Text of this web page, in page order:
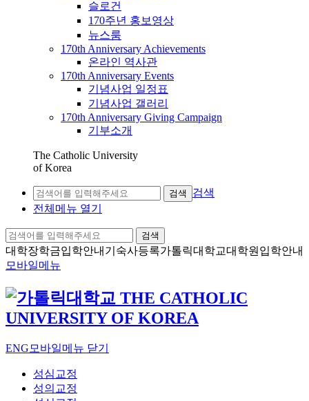
슬로건
170주년 홍보영상
뉴스룸
170th Anniversary Achievements
온라인 역사관
170th Anniversary Events
기념사업 일정표
기념사업 갤러리
170th Anniversary Giving Campaign
기부소개
The Catholic University
of Korea
검색
검색
전체메뉴 열기
검색
대학장학금입학안내 기숙사등록가톨릭대학교대학원입학안내
모바일메뉴
ENG 모바일메뉴 닫기
성심교정
성의교정